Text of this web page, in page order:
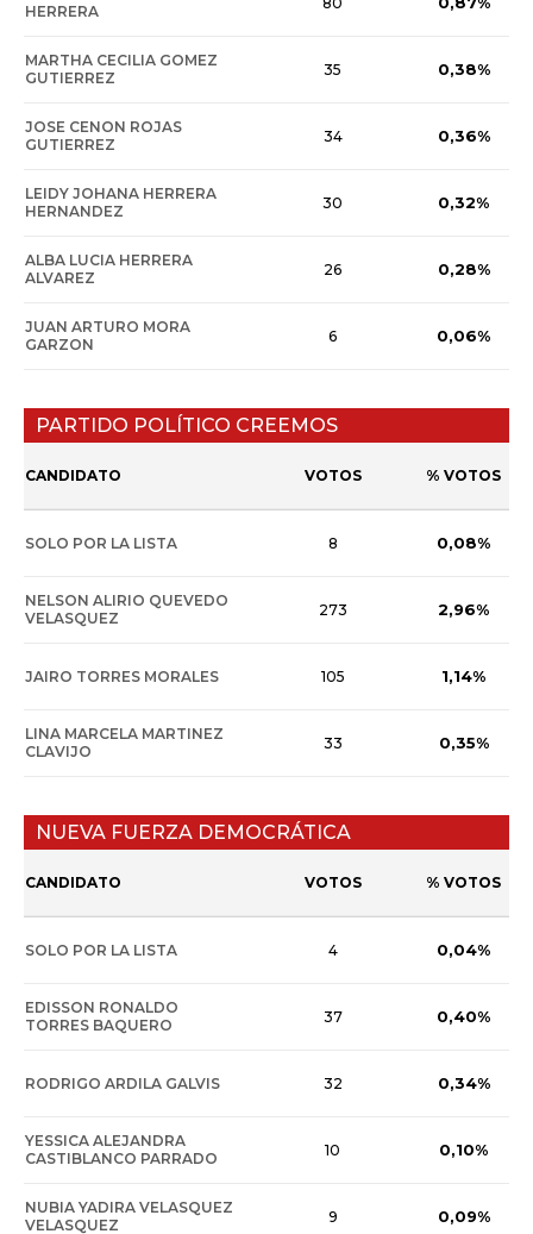
HERRERA
MARTHA CECILIA GOMEZ
GUTIERREZ
35 0,38%
JOSE CENON ROJAS
GUTIERREZ
34 0,36%
LEIDY JOHANA HERRERA
HERNANDEZ
30 0,32%
ALBA LUCIA HERRERA
ALVAREZ
26 0,28%
JUAN ARTURO MORA
GARZON
6 0,06%
PARTIDO POLÍTICO CREEMOS
CANDIDATO VOTOS % VOTOS
SOLO POR LA LISTA 8 0,08%
NELSON ALIRIO QUEVEDO
VELASQUEZ
273 2,96%
JAIRO TORRES MORALES 105 1,14%
LINA MARCELA MARTINEZ
CLAVIJO
33 0,35%
NUEVA FUERZA DEMOCRÁTICA
CANDIDATO VOTOS % VOTOS
SOLO POR LA LISTA 4 0,04%
EDISSON RONALDO
TORRES BAQUERO
37 0,40%
RODRIGO ARDILA GALVIS 32 0,34%
YESSICA ALEJANDRA
CASTIBLANCO PARRADO
10 0,10%
NUBIA YADIRA VELASQUEZ
VELASQUEZ
9 0,09%